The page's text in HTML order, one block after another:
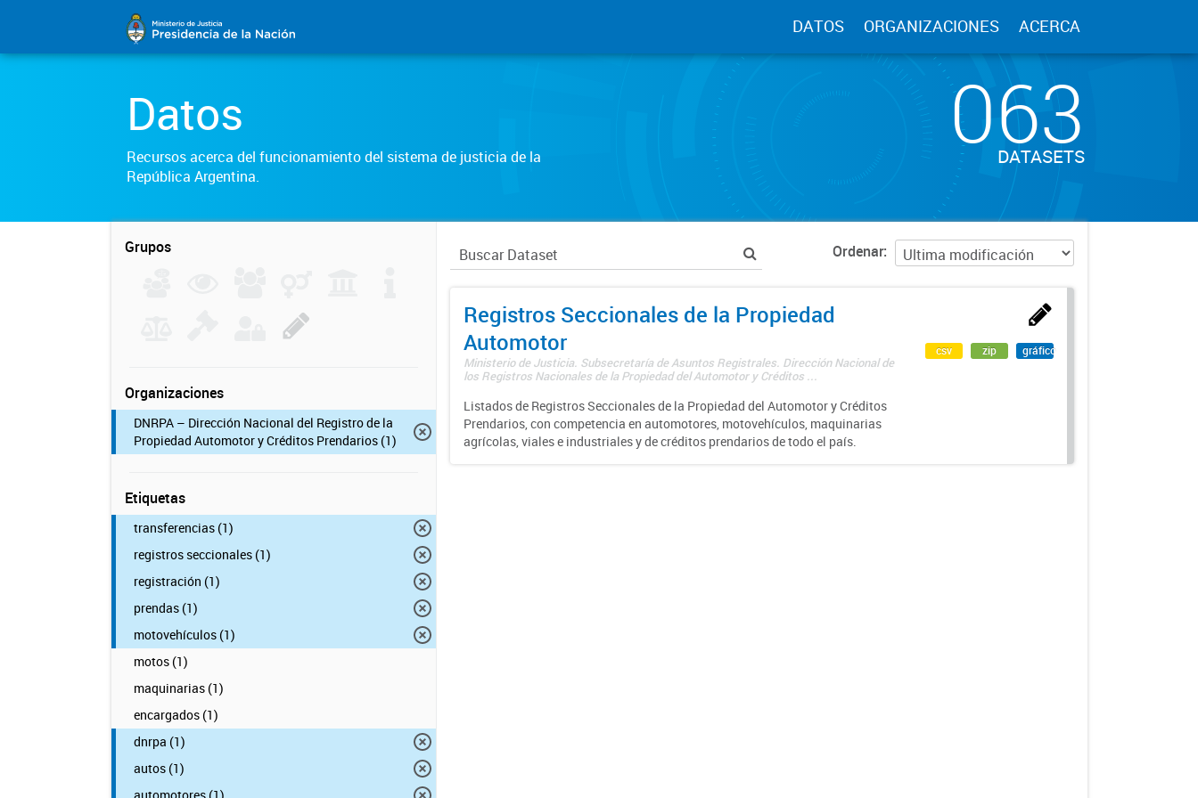
DATOS ORGANIZACIONES ACERCA
Datos
Recursos acerca del funcionamiento del sistema de justicia de la
República Argentina.
063
DATASETS
Grupos
Organizaciones
DNRPA – Dirección Nacional del Registro de la
Propiedad Automotor y Créditos Prendarios (1)
Etiquetas
transferencias (1)
registros seccionales (1)
registración (1)
prendas (1)
motovehículos (1)
motos (1)
maquinarias (1)
encargados (1)
dnrpa (1)
autos (1)
Ordenar
Registros Seccionales de la Propiedad
Automotor
Ministerio de Justicia. Subsecretaría de Asuntos Registrales. Dirección Nacional de
los Registros Nacionales de la Propiedad del Automotor y Créditos ...
Listados de Registros Seccionales de la Propiedad del Automotor y Créditos
Prendarios, con competencia en automotores, motovehículos, maquinarias
agrícolas, viales e industriales y de créditos prendarios de todo el país.
csv zip gráfico